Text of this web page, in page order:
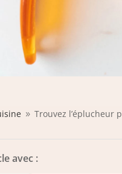
9 Trouvez l’éplucheur
avec :